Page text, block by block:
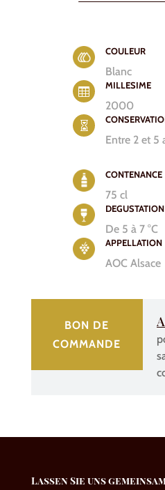
COULEUR
Blanc

MILLESIME
2000

Entre 2 et 5
CONTENANCE
75 cl
DEGUSTATION
De 5 à 7 °C
APPELLATION
AOC Alsace
BON DE
COMMANDE
Lassen Sie uns